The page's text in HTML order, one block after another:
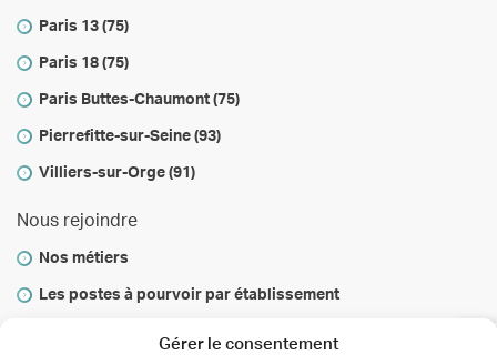
Gérer le consentement
Paris 13 (75)
Paris 18 (75)
Paris Buttes-Chaumont (75)
Pierrefitte-sur-Seine (93)
Villiers-sur-Orge (91)
Nous rejoindre
Nos métiers
Les postes à pourvoir par établissement